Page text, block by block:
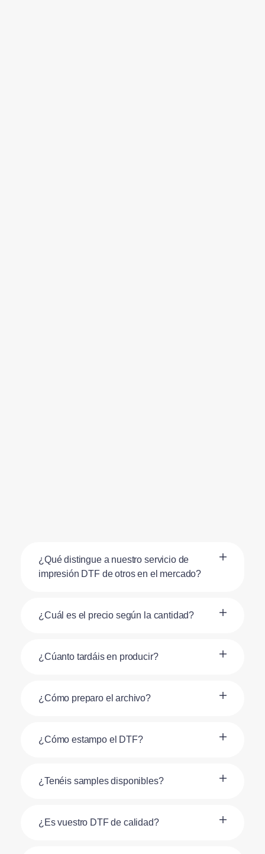
¿Qué distingue a nuestro servicio de
impresión DTF de otros en el mercado?
¿Cuál es el precio según la cantidad?
¿Cúanto tardáis en producir?
¿Cómo preparo el archivo?
¿Cómo estampo el DTF?
¿Tenéis samples disponibles?
¿Es vuestro DTF de calidad?